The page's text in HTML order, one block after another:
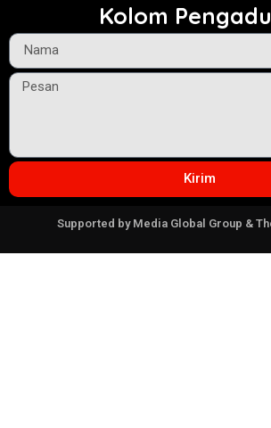
Kolom
Kirim
Supported by Media Global Group &